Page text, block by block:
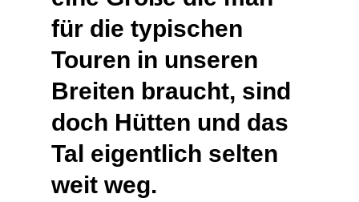
für die typischen
Touren in unseren
Breiten braucht, sind
doch Hütten und das
Tal eigentlich selten
weit weg.